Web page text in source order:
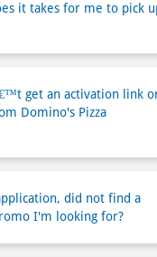
Domino's Pizza
did not find a
I'm looking for?
Pizza Indonesia?